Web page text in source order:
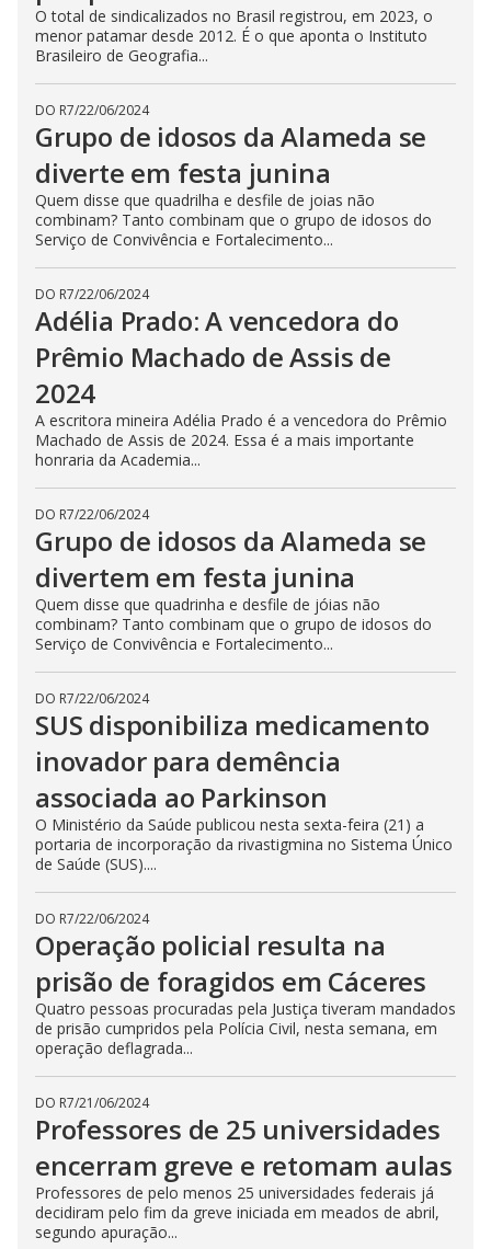
O total de sindicalizados no Brasil registrou, em 2023, o
menor patamar desde 2012. É o que aponta o Instituto
Brasileiro de Geografia...
DO R7/22/06/2024
Grupo de idosos da Alameda se
diverte em festa junina
Quem disse que quadrilha e desfile de joias não
combinam? Tanto combinam que o grupo de idosos do
Serviço de Convivência e Fortalecimento...
DO R7/22/06/2024
Adélia Prado: A vencedora do
Prêmio Machado de Assis de
2024
A escritora mineira Adélia Prado é a vencedora do Prêmio
Machado de Assis de 2024. Essa é a mais importante
honraria da Academia...
DO R7/22/06/2024
Grupo de idosos da Alameda se
divertem em festa junina
Quem disse que quadrinha e desfile de jóias não
combinam? Tanto combinam que o grupo de idosos do
Serviço de Convivência e Fortalecimento...
DO R7/22/06/2024
SUS disponibiliza medicamento
inovador para demência
associada ao Parkinson
O Ministério da Saúde publicou nesta sexta-feira (21) a
portaria de incorporação da rivastigmina no Sistema Único
de Saúde (SUS)....
DO R7/22/06/2024
Operação policial resulta na
prisão de foragidos em Cáceres
Quatro pessoas procuradas pela Justiça tiveram mandados
de prisão cumpridos pela Polícia Civil, nesta semana, em
operação deflagrada...
DO R7/21/06/2024
Professores de 25 universidades
encerram greve e retomam aulas
Professores de pelo menos 25 universidades federais já
decidiram pelo fim da greve iniciada em meados de abril,
segundo apuração...